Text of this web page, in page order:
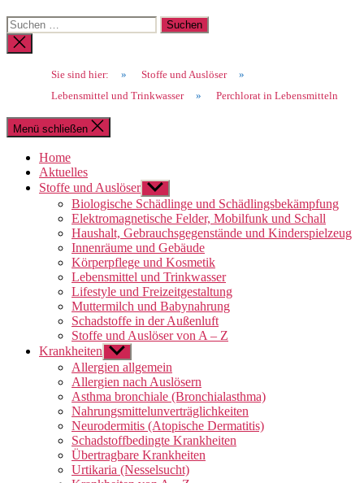
Suchen
nach:
Suche
schließen
Sie sind hier:
» Stoffe und Auslöser
»
Lebensmittel und Trinkwasser
» Perchlorat in Lebensmitteln
Menü schließen
Home
Aktuelles
Stoffe und Auslöser Untermenü
anzeigen
Biologische Schädlinge und Schädlingsbekämpfung
Elektromagnetische Felder, Mobilfunk und Schall
Haushalt, Gebrauchsgegenstände und Kinderspielzeug
Innenräume und Gebäude
Körperpflege und Kosmetik
Lebensmittel und Trinkwasser
Lifestyle und Freizeitgestaltung
Muttermilch und Babynahrung
Schadstoffe in der Außenluft
Stoffe und Auslöser von A – Z
Krankheiten Untermenü
anzeigen
Allergien allgemein
Allergien nach Auslösern
Asthma bronchiale (Bronchialasthma)
Nahrungsmittelunverträglichkeiten
Neurodermitis (Atopische Dermatitis)
Schadstoffbedingte Krankheiten
Übertragbare Krankheiten
Urtikaria (Nesselsucht)